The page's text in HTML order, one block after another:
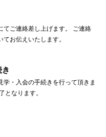
てご連絡差し上げます。 ご連絡
お伝えいたします。
・入会の手続きを行って頂きま
となります。